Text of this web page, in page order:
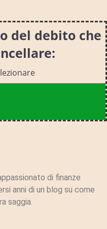
del debito che
di finanze
anni di un blog su come
saggia.